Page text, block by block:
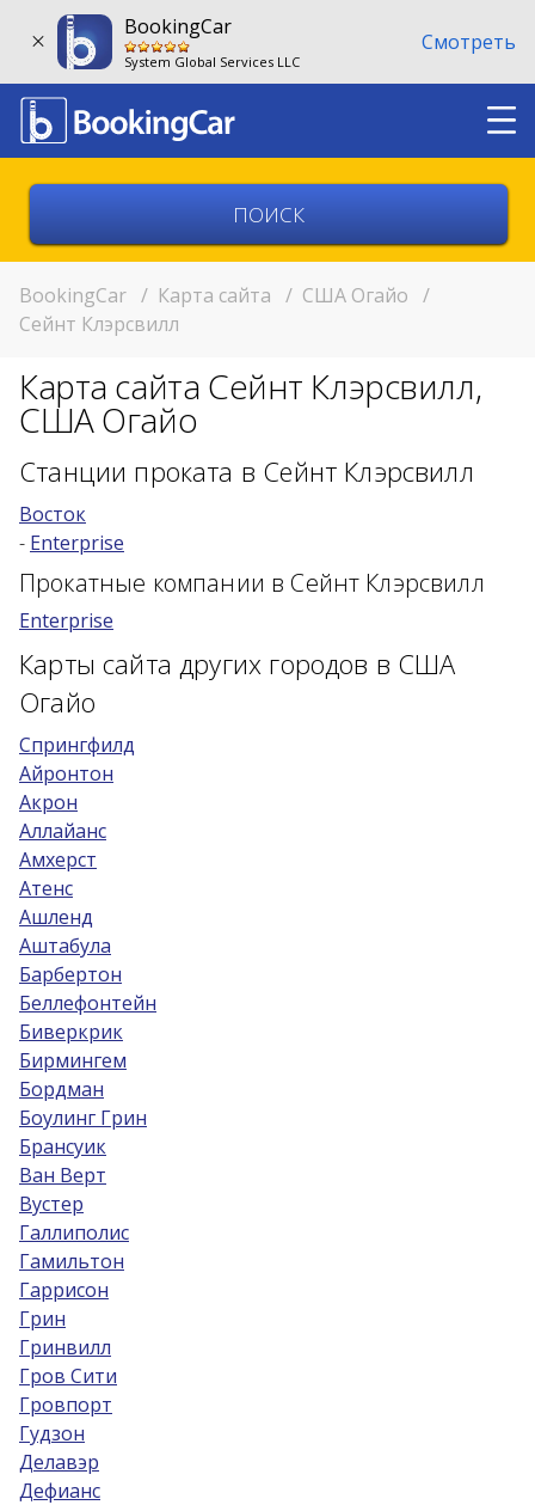
BookingCar
System Global Services LLC
Смотреть
Выберите город
Возврат в другом месте?
11:00
Возраст 25-70 лет?
Купон/промо
BookingCar / Карта сайта / США Огайо /
Сейнт Клэрсвилл
Карта сайта Сейнт Клэрсвилл,
США Огайо
Станции проката в Сейнт Клэрсвилл
Восток
- Enterprise
Прокатные компании в Сейнт Клэрсвилл
Enterprise
Карты сайта других городов в США
Огайо
Cпрингфилд
Айронтон
Акрон
Аллайанс
Амхерст
Атенс
Ашленд
Аштабула
Барбертон
Беллефонтейн
Биверкрик
Бирмингем
Бордман
Боулинг Грин
Брансуик
Ван Верт
Вустер
Галлиполис
Гамильтон
Гаррисон
Грин
Гринвилл
Гров Сити
Гровпорт
Гудзон
Делавэр
Дефианс